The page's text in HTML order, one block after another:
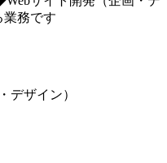
業務です
デザイン）